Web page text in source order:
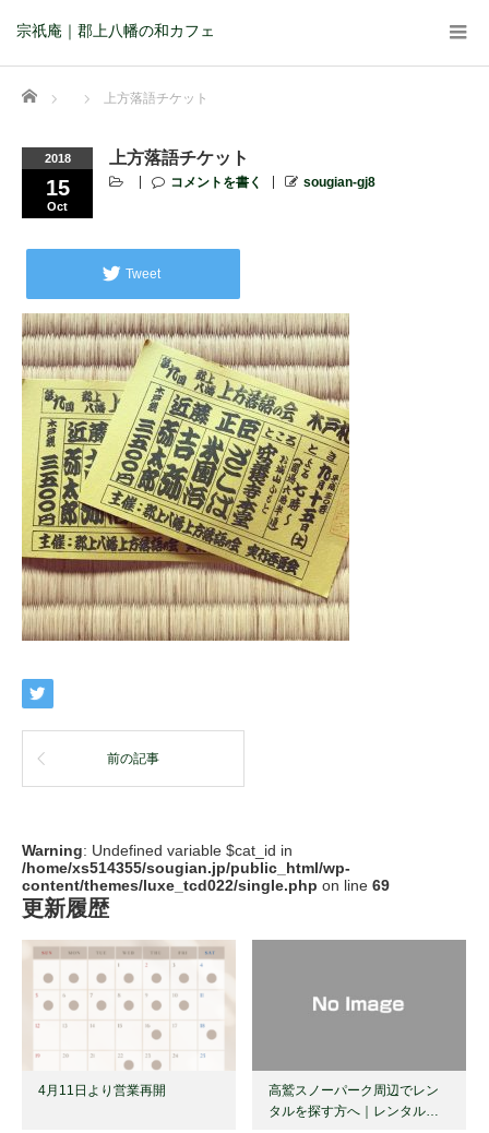
宗祇庵｜郡上八幡の和カフェ
Home 上方落語チケット
2018
15
Oct
上方落語チケット
コメントを書く sougian-gj8
Tweet
前の記事
Warning: Undefined variable $cat_id in
/home/xs514355/sougian.jp/public_html/wp-
content/themes/luxe_tcd022/single.php on line 69
更新履歴
4月11日より営業再開
高鷲スノーパーク周辺でレン
タルを探す方へ｜レンタル…